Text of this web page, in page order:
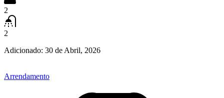
2
2
Adicionado: 30 de Abril, 2026
Arrendamento